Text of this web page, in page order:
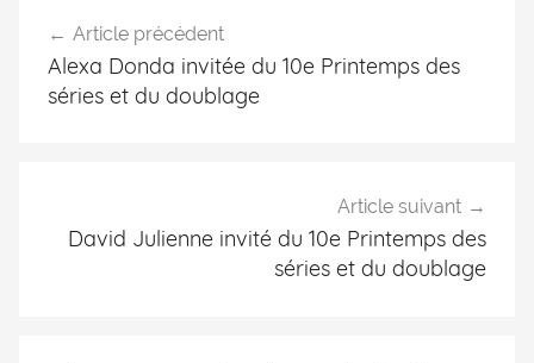
Article précédent
Alexa Donda invitée du 10e Printemps des
séries et du doublage
Article suivant
David Julienne invité du 10e Printemps des
séries et du doublage